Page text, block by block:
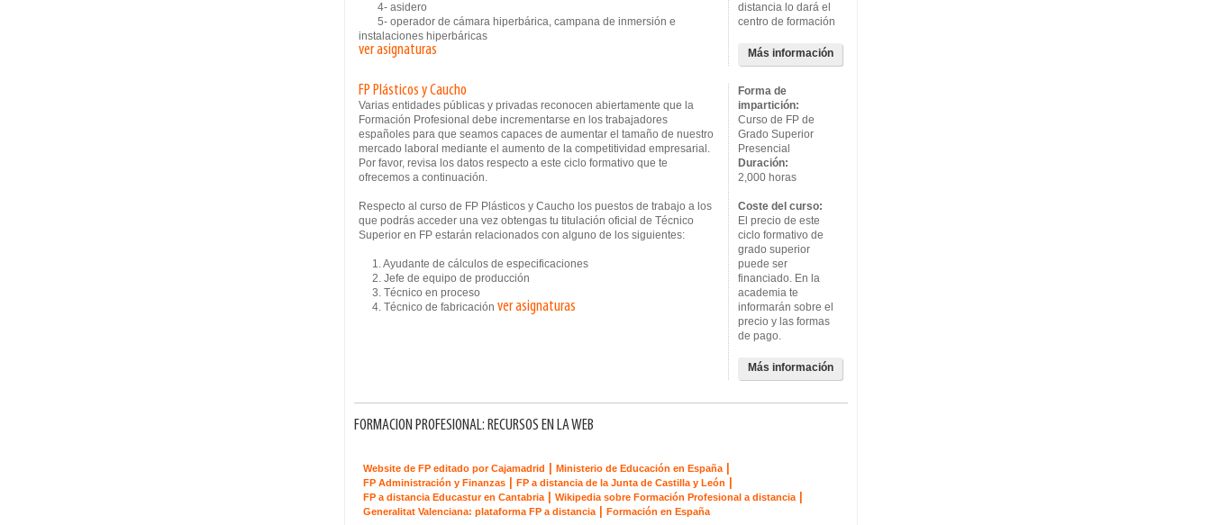
4- asidero
5- operador de cámara hiperbárica, campana de inmersión e
instalaciones hiperbáricas
ver asignaturas
distancia lo dará el
centro de formación
Más información
FP Plásticos y Caucho
Varias entidades públicas y privadas reconocen abiertamente que la
Formación Profesional debe incrementarse en los trabajadores
españoles para que seamos capaces de aumentar el tamaño de nuestro
mercado laboral mediante el aumento de la competitividad empresarial.
Por favor, revisa los datos respecto a este ciclo formativo que te
ofrecemos a continuación.
Respecto al curso de FP Plásticos y Caucho los puestos de trabajo a los
que podrás acceder una vez obtengas tu titulación oficial de Técnico
Superior en FP estarán relacionados con alguno de los siguientes:
1. Ayudante de cálculos de especificaciones
2. Jefe de equipo de producción
3. Técnico en proceso
4. Técnico de fabricación ver asignaturas
Forma de
impartición:
Curso de FP de
Grado Superior
Presencial
Duración:
2,000 horas
Coste del curso:
El precio de este
ciclo formativo de
grado superior
puede ser
financiado. En la
academia te
informarán sobre el
precio y las formas
de pago.
Más información
FORMACION PROFESIONAL: RECURSOS EN LA WEB
Website de FP editado por Cajamadrid Ministerio de Educación en España
FP Administración y Finanzas FP a distancia de la Junta de Castilla y León
FP a distancia Educastur en Cantabria Wikipedia sobre Formación Profesional a distancia
Generalitat Valenciana: plataforma FP a distancia Formación en España